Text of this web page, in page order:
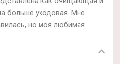
больше уходовая. Мне
но моя любимая